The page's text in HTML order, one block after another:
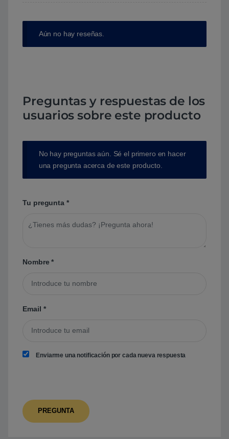
Aún no hay reseñas.
Preguntas y respuestas de los
usuarios sobre este producto
No hay preguntas aún. Sé el primero en hacer
una pregunta acerca de este producto.
Tu pregunta *
Nombre*
Email *
Enviarme una notificación por cada nueva respuesta